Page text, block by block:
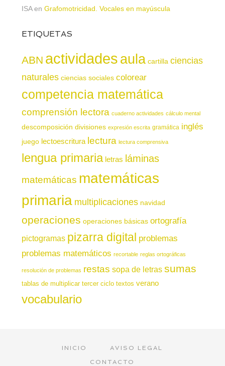
ISAen Grafomotricidad. Vocales en mayúscula
ETIQUETAS
ABN actividadesaula cartilla ciencias
naturales ciencias sociales colorear
competencia matemática
comprensión lectora cuaderno actividades cálculo mental
descomposición divisiones expresión escrita gramática inglés
juego lectoescritura lectura lectura comprensiva
lengua primaria letras láminas
matemáticas matemáticas
primaria multiplicaciones navidad
operaciones operaciones básicas ortografía
pictogramas pizarra digital problemas
problemas matemáticos recortable reglas ortográficas
resolución de problemas restas sopa de letras sumas
tablas de multiplicar tercer ciclo textos verano
vocabulario
INICIO
AVISO LEGAL
CONTACTO